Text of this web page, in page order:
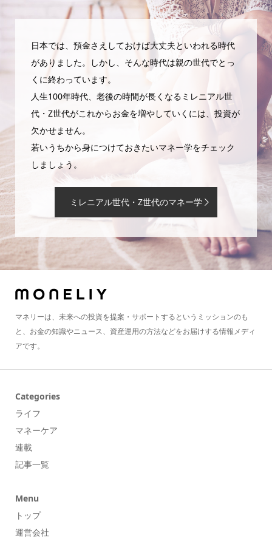
日本では、預金さえしておけば大丈夫といわれる時代
がありました。しかし、そんな時代は親の世代でとっ
くに終わっています。
人生100年時代、老後の時間が長くなるミレニアル世
代・Z世代がこれからお金を増やしていくには、投資が
欠かせません。
若いうちから身につけておきたいマネー学をチェック
しましょう。
ミレニアル世代・Z世代のマネー学
マネリーは、未来への投資を提案・サポートするというミッションのも
と、お金の知識やニュース、資産運用の方法などをお届けする情報メディ
アです。
Categories
ライフ
マネーケア
連載
記事一覧
Menu
トップ
運営会社